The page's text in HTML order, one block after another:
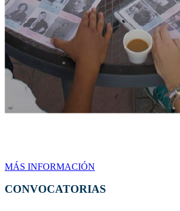
MÁS INFORMACIÓN
CONVOCATORIAS